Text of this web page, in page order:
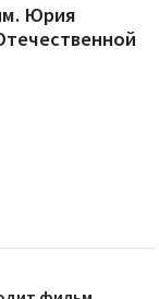
Юрия